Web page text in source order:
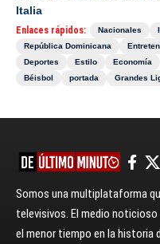
Italia
Enlaces rápidos: Nacionales
República Dominicana
Deportes
Estilo Economía
Béisbol
portada Grandes
Somos una multiplataforma
televisivos. El medio
el menor tiempo en la historia